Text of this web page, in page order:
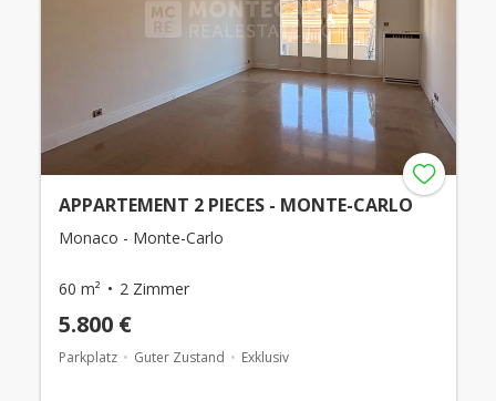
APPARTEMENT 2 PIECES - MONTE-CARLO
Monaco - Monte-Carlo
60 m² 2 Zimmer
5.800 €
Parkplatz Guter Zustand Exklusiv